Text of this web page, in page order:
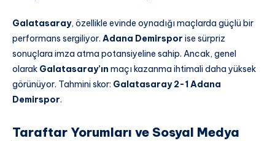
Galatasaray, özellikle evinde oynadığı maçlarda güçlü bir
performans sergiliyor. Adana Demirspor ise sürpriz
sonuçlara imza atma potansiyeline sahip. Ancak, genel
olarak Galatasaray’ın maçı kazanma ihtimali daha yüksek
görünüyor. Tahmini skor: Galatasaray 2-1 Adana
Demirspor.
Taraftar Yorumları ve Sosyal Medya